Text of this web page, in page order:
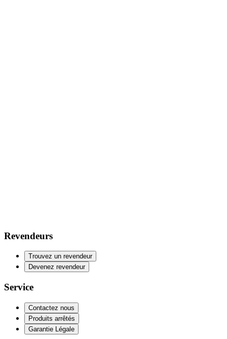
Revendeurs
Trouvez un revendeur
Devenez revendeur
Service
Contactez nous
Produits arrêtés
Garantie Légale